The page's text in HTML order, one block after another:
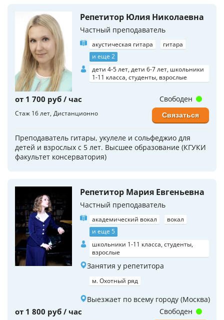
Репетитор Юлия Николаевна
Частный преподаватель
акустическая гитара
гитара
и еще 2
дети 4-5 лет, дети 6-7 лет, школьники
1-11 класса, студенты, взрослые
от 1 700 руб / час
Стаж 16 лет Дистанционно
Преподаватель гитары, укулеле и сольфеджио для
детей и взрослых с 5 лет. Высшее образование (КГУКИ
факультет консерватория)
Свободен
Связаться
Репетитор Мария Евгеньевна
Частный преподаватель
академический вокал
вокал
и еще 5
школьники 1-11 класса, студенты,
взрослые
Занятия у репетитора
м. Охотный ряд
Выезжает по всему городу (Москва)
от 1 800 руб / час Свободен